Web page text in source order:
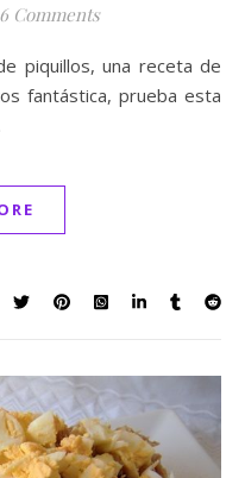
6 Comments
fantástica, prueba esta